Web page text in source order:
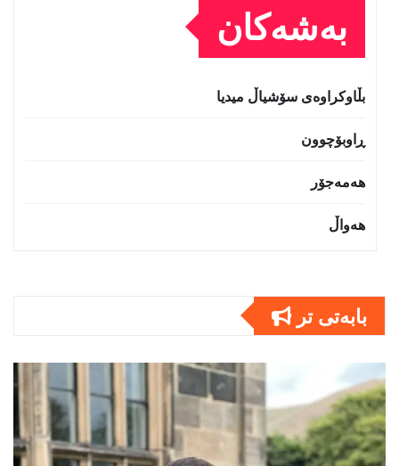
بەشەکان
بڵاوکراوەی سۆشیاڵ میدیا
ڕاوبۆچوون
هەمەجۆر
هەواڵ
بابەتى تر